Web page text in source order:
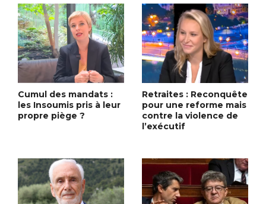
Cumul des mandats :
les Insoumis pris à leur
propre piège ?
Retraites : Reconquête
pour une reforme mais
contre la violence de
l’exécutif